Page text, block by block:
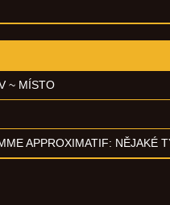
~ MÍSTO
APPROXIMATIF: NĚJAKÉ